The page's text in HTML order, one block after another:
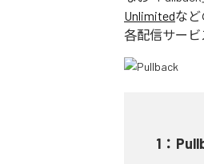
Unlimitedなど
各配信サービ
1 ：